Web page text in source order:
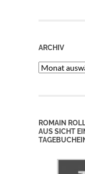
ARCHIV
Archiv
ROMAIN
AUS SICHT